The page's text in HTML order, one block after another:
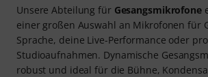
Unsere Abteilung für Gesangsmikrofone
einer großen Auswahl an Mikrofonen für
Sprache, deine Live-Performance oder
Studioaufnahmen. Dynamische
robust und ideal für die Bühne,